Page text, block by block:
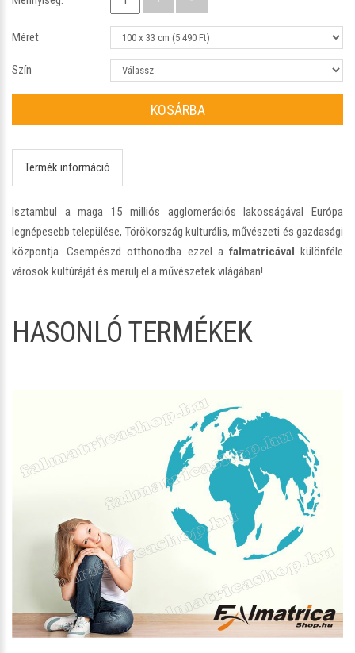
Méret
Szín
KOSÁRBA
Termék információ
Isztambul a maga 15 milliós agglomerációs lakosságával Európa
legnépesebb települése, Törökország kulturális, művészeti és gazdasági
központja. Csempészd otthonodba ezzel a falmatricával különféle
városok kultúráját és merülj el a művészetek világában!
HASONLÓ TERMÉKEK